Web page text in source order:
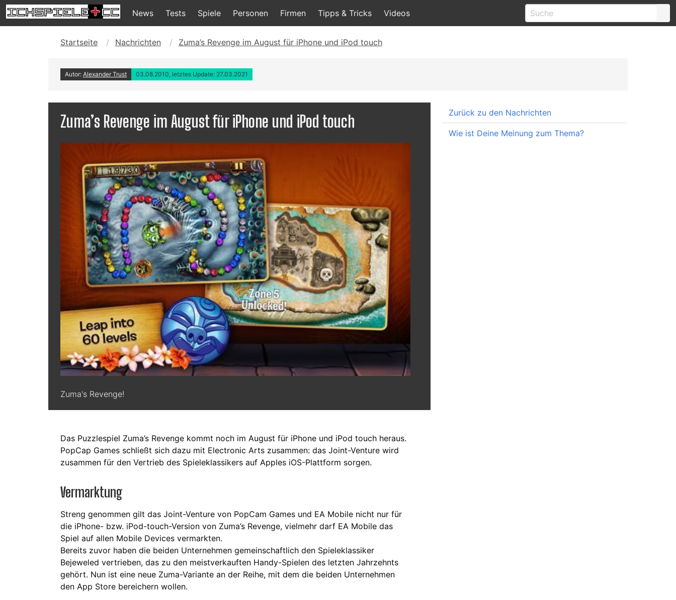
News Tests Spiele Personen Firmen Tipps & Tricks Videos
Startseite Nachrichten Zuma’s Revenge im August für iPhone und iPod touch
Autor: Alexander Trust 03.08.2010, letztes Update: 27.03.2021
Zuma’s Revenge im August für iPhone und iPod touch
Zuma's Revenge!
Das Puzzlespiel Zuma’s Revenge kommt noch im August für iPhone und iPod touch heraus.
PopCap Games schließt sich dazu mit Electronic Arts zusammen: das Joint-Venture wird
zusammen für den Vertrieb des Spieleklassikers auf Apples iOS-Plattform sorgen.
Vermarktung
Streng genommen gilt das Joint-Venture von PopCam Games und EA Mobile nicht nur für
die iPhone- bzw. iPod-touch-Version von Zuma’s Revenge, vielmehr darf EA Mobile das
Spiel auf allen Mobile Devices vermarkten.
Bereits zuvor haben die beiden Unternehmen gemeinschaftlich den Spieleklassiker
Bejeweled vertrieben, das zu den meistverkauften Handy-Spielen des letzten Jahrzehnts
gehört. Nun ist eine neue Zuma-Variante an der Reihe, mit dem die beiden Unternehmen
den App Store bereichern wollen.
Zurück zu den Nachrichten
Wie ist Deine Meinung zum Thema?